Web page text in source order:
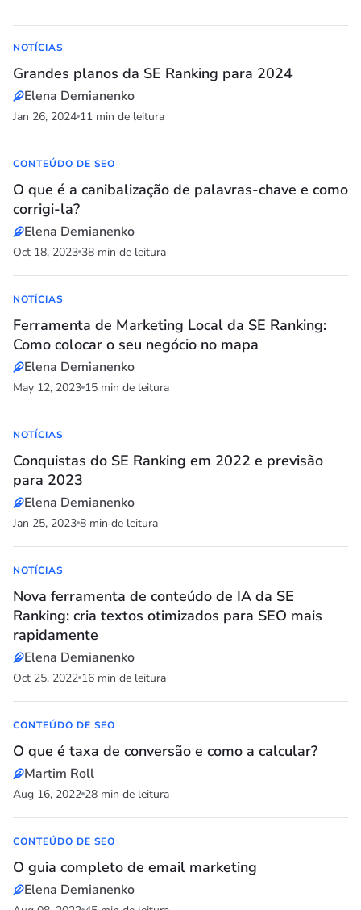
NOTÍCIAS
Grandes planos da SE Ranking para 2024
Elena Demianenko
Jan 26, 2024 11 min de leitura
CONTEÚDO DE SEO
O que é a canibalização de palavras-chave e como
corrigi-la?
Elena Demianenko
Oct 18, 2023 38 min de leitura
NOTÍCIAS
Ferramenta de Marketing Local da SE Ranking:
Como colocar o seu negócio no mapa
Elena Demianenko
May 12, 2023 15 min de leitura
NOTÍCIAS
Conquistas do SE Ranking em 2022 e previsão
para 2023
Elena Demianenko
Jan 25, 2023 8 min de leitura
NOTÍCIAS
Nova ferramenta de conteúdo de IA da SE
Ranking: cria textos otimizados para SEO mais
rapidamente
Elena Demianenko
Oct 25, 2022 16 min de leitura
CONTEÚDO DE SEO
O que é taxa de conversão e como a calcular?
Martim Roll
Aug 16, 2022 28 min de leitura
CONTEÚDO DE SEO
O guia completo de email marketing
Elena Demianenko